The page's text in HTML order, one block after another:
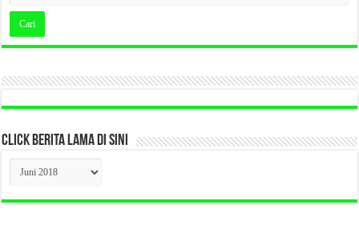
CLICK BERITA LAMA DI SINI
CLICK
BERITA
LAMA
DI